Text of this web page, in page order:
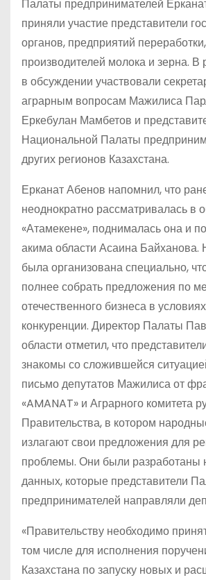
Палаты предпринимателей
приняли участие представители
органов, предприятий переработки,
производителей молока и зерна.
в обсуждении участвовали
аграрным вопросам Мажилиса
Еркебулан Мамбетов и
Национальной Палаты
других регионов Казахстана.
Ерканат Абенов напомнил, что
неоднократно рассматривалась в
«Атамекене», поднималась она и
акима области Асаина Байханова.
была организована специально,
полнее собрать предложения по
отечественного бизнеса в
конкуренции. Директор Палаты
области отметил, что
знакомы со сложившейся
письмо депутатов Мажилиса от
«AMANAT» и Аграрного комитета
Правительства, в котором
излагают свои предложения для
проблемы. Они были разработаны
данных, которые представители
предпринимателей направляли
«Правительству необходимо
том числе для исполнения
Казахстана по запуску новых и